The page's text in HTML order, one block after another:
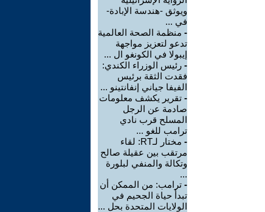
ويوثق -هندسة الإبادة-
في ...
- منظمة الصحة العالمية
تدعو لتعزيز مواجهة
إيبولا في الكونغو ال ...
- رئيس الوزراء الكندي:
فقدت الثقة برئيس
الفيفا جياني إنفانتينو ...
- تقرير يكشف معلومات
صادمة عن الرجل
المسلح قرب نادي
ترامب للغو ...
-
مختار لـRT: لقاء
مرتقب بين عقيلة صالح
وتكالة والمنفي لبلورة
...
- ترامب: من الممكن أن
تبدأ حياة الجحيم في
الولايات المتحدة بحل ...